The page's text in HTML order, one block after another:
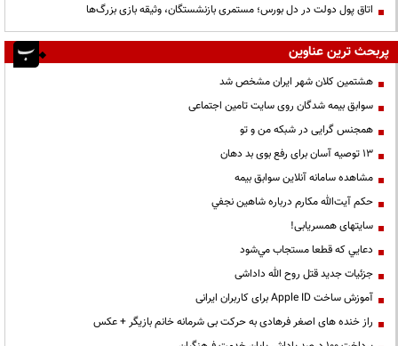
اتاق پول دولت در دل بورس؛ مستمری بازنشستگان، وثیقه بازی بزرگ‌ها
پربحث ترین عناوین
هشتمین کلان شهر ایران مشخص شد
سوابق بیمه شدگان روی سایت تامین اجتماعی
همجنس گرایی در شبکه من و تو
13 توصیه آسان برای رفع بوی بد دهان
مشاهده سامانه آنلاين سوابق بیمه
حكم آيت‌الله مكارم درباره شاهين نجفي
سایتهای همسریابی!
دعايي كه قطعا مستجاب مي‌شود
جزئیات جدید قتل روح الله داداشی
آموزش ساخت Apple ID برای کاربران ایرانی
راز خنده های اصغر فرهادی به حرکت بی شرمانه خانم بازیگر + عکس